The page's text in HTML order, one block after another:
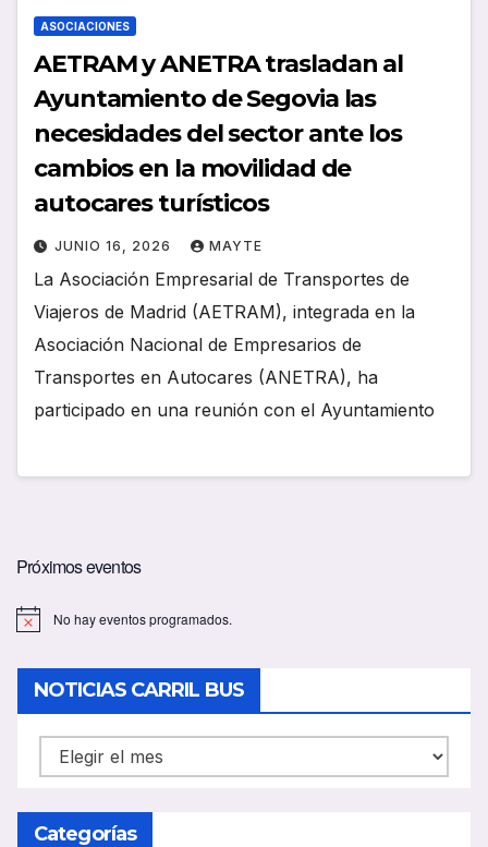
ASOCIACIONES
AETRAM y ANETRA trasladan al
Ayuntamiento de Segovia las
necesidades del sector ante los
cambios en la movilidad de
autocares turísticos
JUNIO 16, 2026 MAYTE
La Asociación Empresarial de Transportes de
Viajeros de Madrid (AETRAM), integrada en la
Asociación Nacional de Empresarios de
Transportes en Autocares (ANETRA), ha
participado en una reunión con el Ayuntamiento
Próximos eventos
No hay eventos programados.
NOTICIAS CARRIL BUS
NOTICIAS
CARRIL
BUS
Categorías